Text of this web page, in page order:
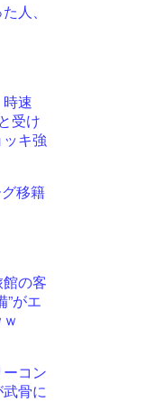
人、
速
受け
キ強
移籍
館の客
”がエ
コン
骨に